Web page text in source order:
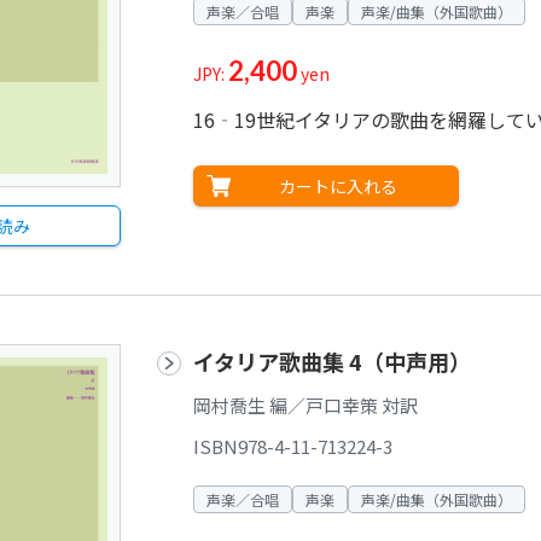
み
声楽／合唱 声楽 声楽/曲集（外国歌曲）
JPY: 2,400yen
16‐19世紀イタリアの歌曲を網羅して
カートに入れる
イタリア歌曲集 4（中声用）
岡村喬生 編／戸口幸策 対訳
ISBN978-4-11-713224-3
声楽／合唱 声楽 声楽/曲集（外国歌曲）